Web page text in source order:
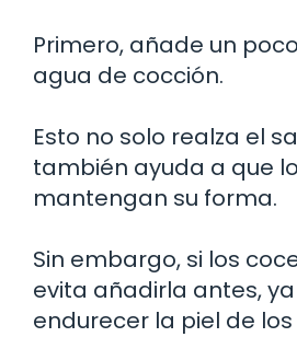
Primero, añade un
agua de cocción.
Esto no solo realza el
también ayuda a que
mantengan su forma.
Sin embargo, si los
evita añadirla antes,
endurecer la piel de